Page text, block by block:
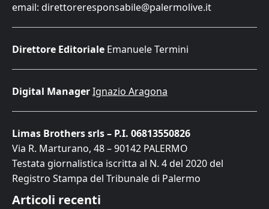
email: direttoreresponsabile@palermolive.it
Direttore Editoriale Emanuele Termini
Digital ManagerIgnazio Aragona
Limas Brothers srls – P.I. 06813550826
Via R. Marturano, 48 – 90142 PALERMO
Testata giornalistica iscritta al N. 4 del 2020 del
Registro Stampa del Tribunale di Palermo
Articoli recenti